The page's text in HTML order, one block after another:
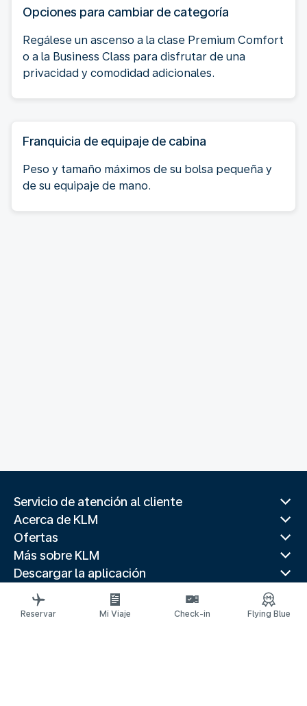
Opciones para cambiar de categoría
Regálese un ascenso a la clase Premium Comfort
o a la Business Class para disfrutar de una
privacidad y comodidad adicionales.
Franquicia de equipaje de cabina
Peso y tamaño máximos de su bolsa pequeña y
de su equipaje de mano.
Servicio de atención al cliente
Acerca de KLM
Ofertas
Más sobre KLM
Descargar la aplicación
Páginas web relacionadas
Guías de viaje
Reservar Mi Viaje Check-in Flying Blue